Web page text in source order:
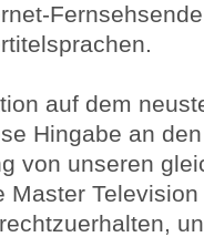
auf dem
Hingabe an
von unseren
Master